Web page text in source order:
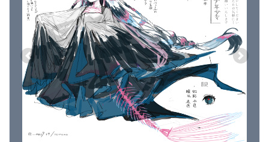
Previous Next